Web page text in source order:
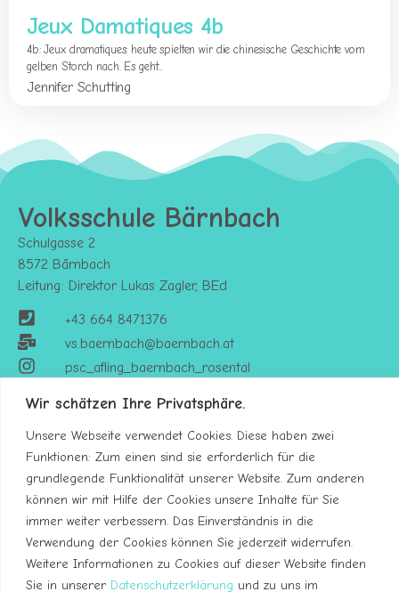
Wir schätzen Ihre Privatsphäre.
Unsere Webseite verwendet Cookies. Diese haben zwei
Funktionen: Zum einen sind sie erforderlich für die
grundlegende Funktionalität unserer Website. Zum anderen
können wir mit Hilfe der Cookies unsere Inhalte für Sie
immer weiter verbessern. Das Einverständnis in die
Verwendung der Cookies können Sie jederzeit widerrufen.
Weitere Informationen zu Cookies auf dieser Website finden
Sie in unserer Datenschutzerklärung und zu uns im
Jeux Damatiques 4b
4b: Jeux dramatiques: heute spielten wir die chinesische Geschichte vom
gelben Storch nach. Es geht...
Jennifer Schutting
Volksschule Bärnbach
Schulgasse 2
8572 Bärnbach
Leitung: Direktor Lukas Zagler, BEd
+43 664 8471376
vs.baernbach@baernbach.at
psc_afling_baernbach_rosental